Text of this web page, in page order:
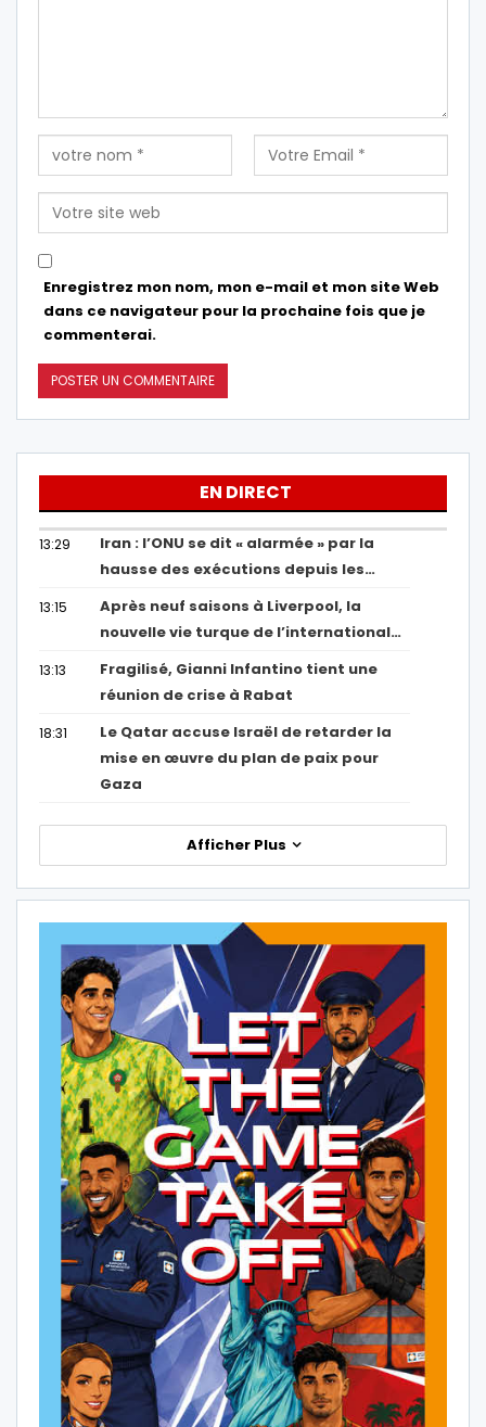
Enregistrez mon nom, mon e-mail et mon site Web
dans ce navigateur pour la prochaine fois que je
commenterai.
EN DIRECT
13:29
Iran : l’ONU se dit « alarmée » par la
hausse des exécutions depuis les…
13:15
Après neuf saisons à Liverpool, la
nouvelle vie turque de l’international…
13:13
Fragilisé, Gianni Infantino tient une
réunion de crise à Rabat
18:31
Le Qatar accuse Israël de retarder la
mise en œuvre du plan de paix pour
Gaza
Afficher Plus